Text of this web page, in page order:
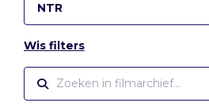
NTR
Wis filters